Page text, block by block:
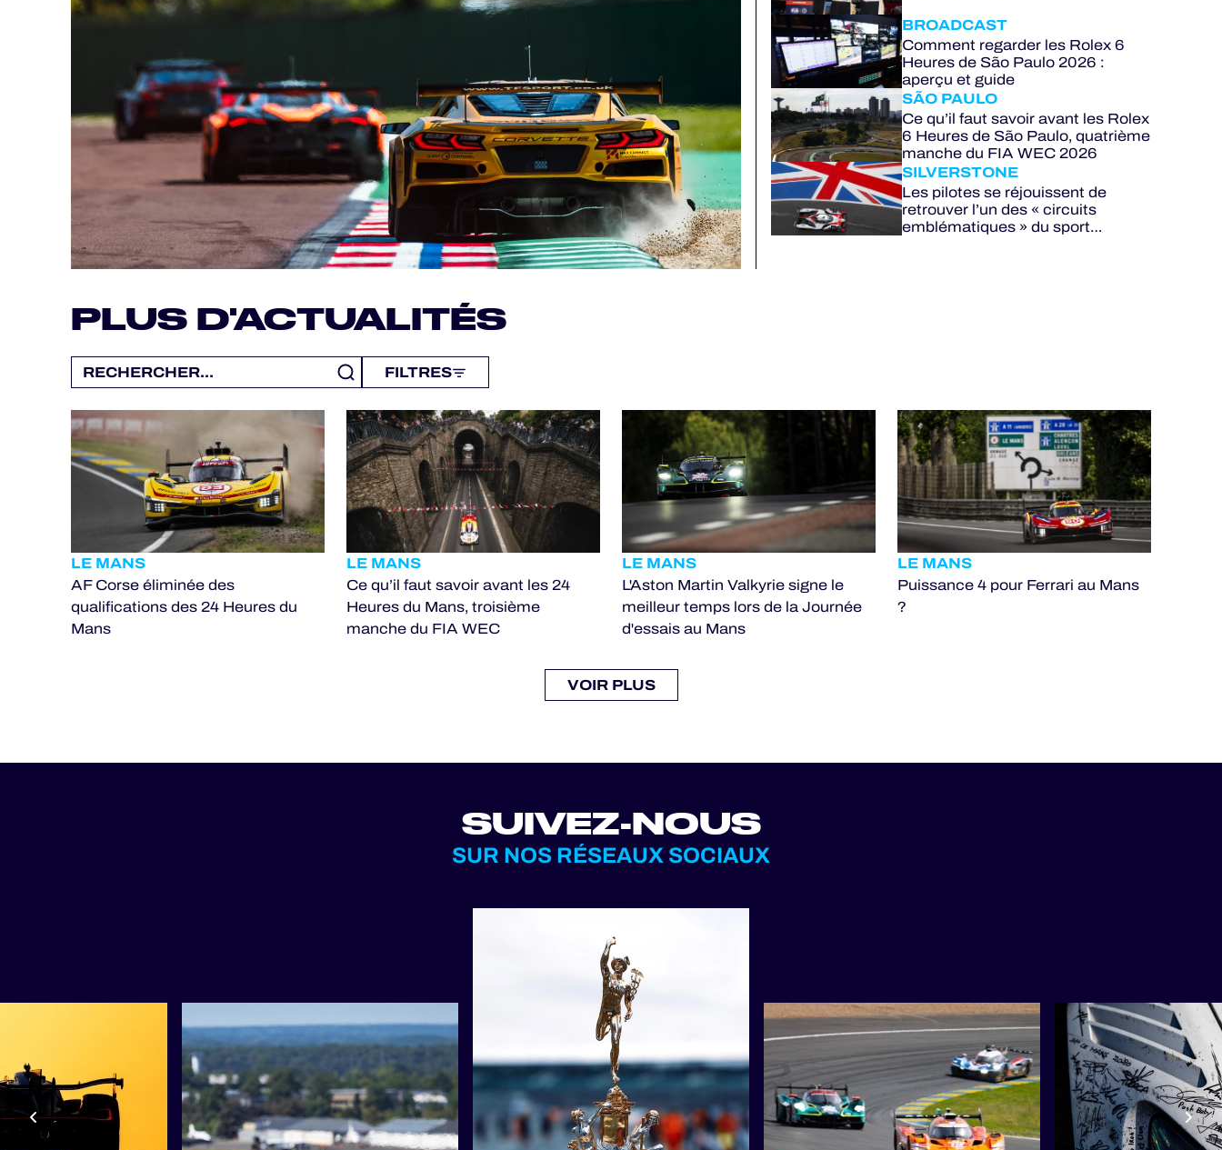
BROADCAST
Comment regarder les Rolex 6
Heures de São Paulo 2026 :
aperçu et guide
SÃO PAULO
Ce qu’il faut savoir avant les Rolex
6 Heures de São Paulo, quatrième
manche du FIA WEC 2026
SILVERSTONE
Les pilotes se réjouissent de
retrouver l’un des « circuits
emblématiques » du sport
PLUS D'ACTUALITÉS
FILTRES
LE MANS
AF Corse éliminée des
qualifications des 24 Heures du
Mans
LE MANS
Ce qu’il faut savoir avant les 24
Heures du Mans, troisième
manche du FIA WEC
LE MANS
L'Aston Martin Valkyrie signe le
meilleur temps lors de la Journée
d'essais au Mans
LE MANS
Puissance 4 pour Ferrari au Mans
?
VOIR PLUS
SUIVEZ-NOUS
SUR NOS RÉSEAUX SOCIAUX